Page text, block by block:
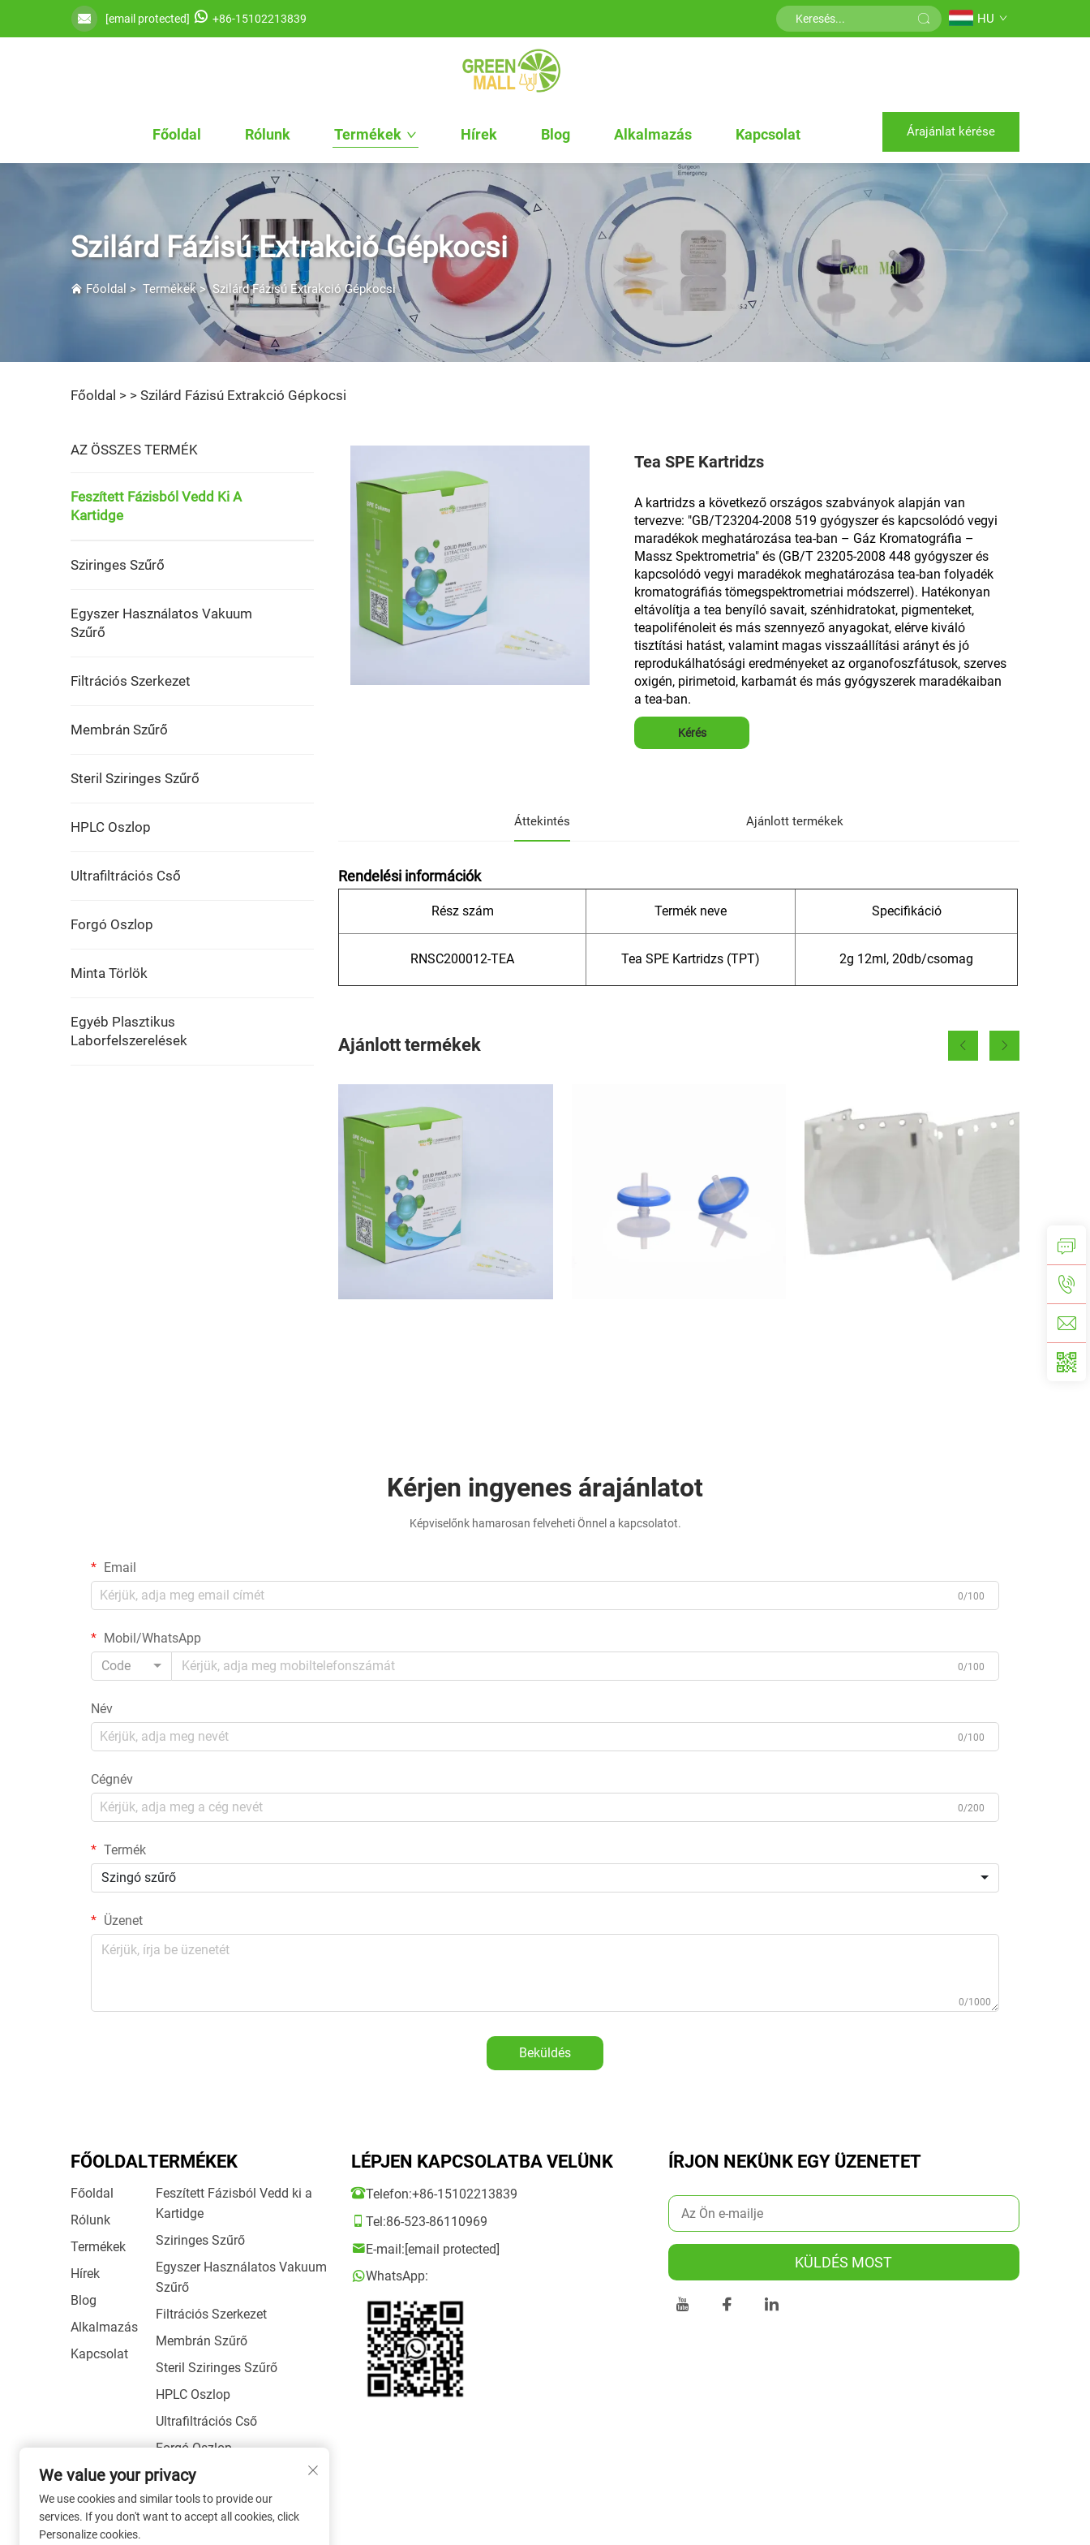
[email protected] +86-15102213839 HU
Főoldal Rólunk Termékek Hírek Blog Alkalmazás Kapcsolat Árajánlat kérése
Szilárd Fázisú Extrakció Gépkocsi
Főoldal > Termékek>Szilárd Fázisú Extrakció Gépkocsi
Főoldal > > Szilárd Fázisú Extrakció Gépkocsi
AZ ÖSSZES TERMÉK
Feszített Fázisból Vedd Ki A
Kartidge
Sziringes Szűrő
Egyszer Használatos Vakuum
Szűrő
Filtrációs Szerkezet
Membrán Szűrő
Steril Sziringes Szűrő
HPLC Oszlop
Ultrafiltrációs Cső
Forgó Oszlop
Minta Törlök
Egyéb Plasztikus
Laborfelszerelések
Tea SPE Kartridzs
A kartridzs a következő országos szabványok alapján van
tervezve: "GB/T23204-2008 519 gyógyszer és kapcsolódó vegyi
maradékok meghatározása tea-ban – Gáz Kromatográfia –
Massz Spektrometria" és (GB/T 23205-2008 448 gyógyszer és
kapcsolódó vegyi maradékok meghatározása tea-ban folyadék
kromatográfiás tömegspektrometriai módszerrel). Hatékonyan
eltávolítja a tea benyíló savait, szénhidratokat, pigmenteket,
teapolifénoleit és más szennyező anyagokat, elérve kiváló
tisztítási hatást, valamint magas visszaállítási arányt és jó
reprodukálhatósági eredményeket az organofoszfátusok, szerves
oxigén, pirimetoid, karbamát és más gyógyszerek maradékaiban
a tea-ban.
Kérés
Áttekintés Ajánlott termékek
Rendelési információk
Rész szám Termék neve Specifikáció
RNSC200012-TEA Tea SPE Kartridzs (TPT) 2g 12ml, 20db/csomag
Ajánlott termékek
Kérjen ingyenes árajánlatot
Képviselőnk hamarosan felveheti Önnel a kapcsolatot.
Email
0/100
Mobil/WhatsApp
Code
0/100
Név
0/100
Cégnév
0/200
Termék
Szingó szűrő
Üzenet
0/1000
Beküldés
FŐOLDAL
Főoldal
Rólunk
Termékek
Hírek
Blog
Alkalmazás
Kapcsolat
TERMÉKEK
Feszített Fázisból Vedd ki a
Kartidge
Sziringes Szűrő
Egyszer Használatos Vakuum
Szűrő
Filtrációs Szerkezet
Membrán Szűrő
Steril Sziringes Szűrő
HPLC Oszlop
Ultrafiltrációs Cső
Forgó Oszlop
Minta Törlök
Egyéb Plasztikus
Laborfelszerelések
LÉPJEN KAPCSOLATBA VELÜNK
Telefon:+86-15102213839
Tel:86-523-86110969
E-mail:[email protected]
WhatsApp:
ÍRJON NEKÜNK EGY ÜZENETET
KÜLDÉS MOST
We value your privacy
We use cookies and similar tools to provide our
services. If you don't want to accept all cookies, click
Personalize cookies.